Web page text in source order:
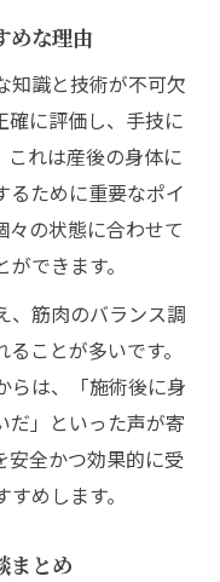
めな理由
知識と技術が不可欠
確に評価し、手技に
これは産後の身体に
るために重要なポイ
々の状態に合わせて
できます。
、筋肉のバランス調
ことが多いです。
らは、「施術後に身
だ」といった声が寄
安全かつ効果的に受
めします。
まとめ